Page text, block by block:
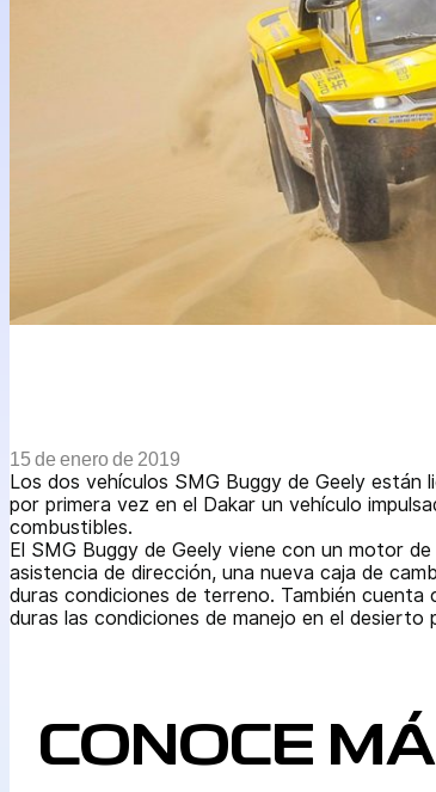
15 de enero de 2019
Los dos vehículos SMG Buggy de Geely están
por primera vez en el Dakar un vehículo
combustibles.
El SMG Buggy de Geely viene con un motor
asistencia de dirección, una nueva caja de
duras condiciones de terreno. También
duras las condiciones de manejo en el desierto
CONOCE